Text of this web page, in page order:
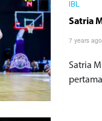
IBL
Satria
7 years ago
Satria